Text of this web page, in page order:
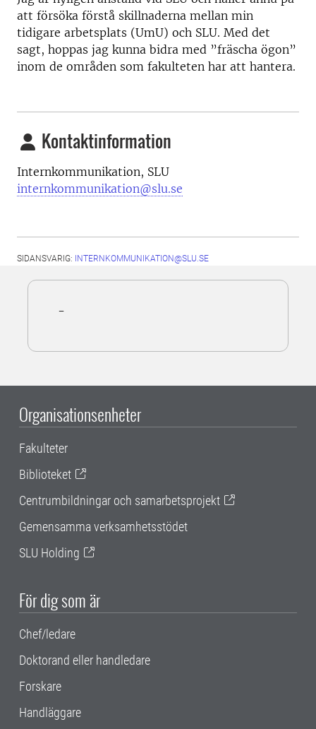
att försöka förstå skillnaderna mellan min
tidigare arbetsplats (UmU) och SLU. Med det
sagt, hoppas jag kunna bidra med ”fräscha ögon”
inom de områden som fakulteten har att hantera.
Kontaktinformation
Internkommunikation, SLU
internkommunikation@slu.se
SIDANSVARIG: INTERNKOMMUNIKATION@SLU.SE
-
Organisationsenheter
Fakulteter
Biblioteket
Centrumbildningar och samarbetsprojekt
Gemensamma verksamhetsstödet
SLU Holding
För dig som är
Chef/ledare
Doktorand eller handledare
Forskare
Handläggare